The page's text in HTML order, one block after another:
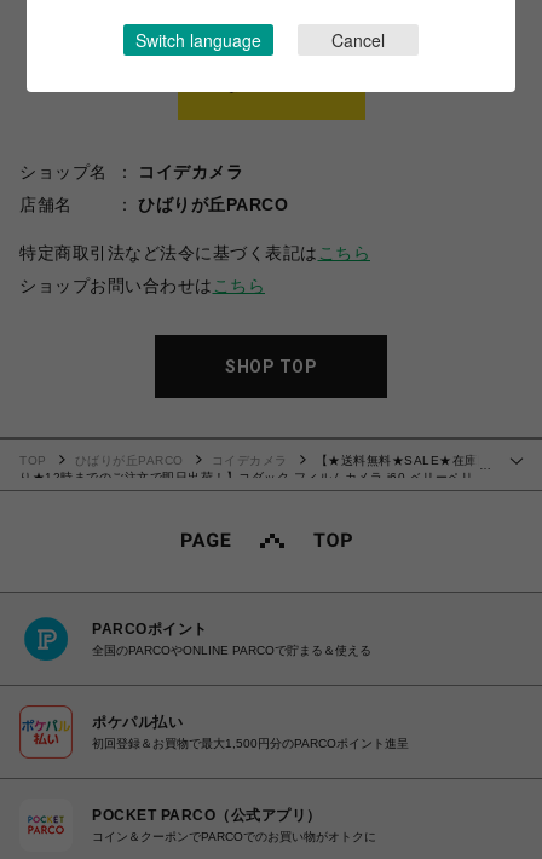
ショップ名
コイデカメラ
店舗名
ひばりが丘PARCO
特定商取引法など法令に基づく表記は こちら
ショップお問い合わせは こちら
SHOP TOP
…
TOP ひばりが丘PARCO コイデカメラ
【★送料無料★SALE★在庫限
り★12時までのご注文で即日出荷！】コダック フィルムカメラ i60 ベリーペリ
Kodak i60 FILM CAMERA VERY PERI
PARCOポイント
全国のPARCOやONLINE PARCOで貯まる＆使える
ポケパル払い
初回登録＆お買物で最大1,500円分のPARCOポイント進呈
POCKET PARCO（公式アプリ）
コイン＆クーポンでPARCOでのお買い物がオトクに
Switch language Cancel